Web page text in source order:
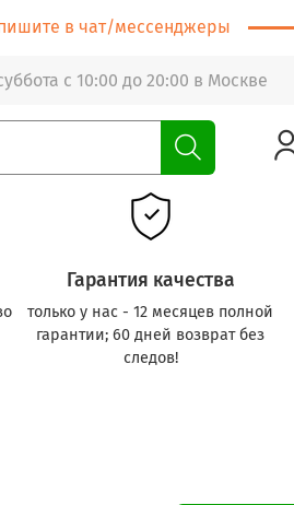
в чат/мессенджеры
с 10:00 до 20:00 в Москве
Гарантия качества
только у нас - 12 месяцев полной
гарантии; 60 дней возврат без
следов!